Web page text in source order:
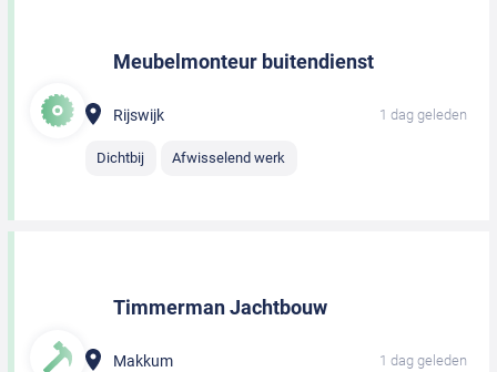
Meubelmonteur buitendienst
Rijswijk 1 dag geleden
Dichtbij Afwisselend werk
Timmerman Jachtbouw
Makkum 1 dag geleden